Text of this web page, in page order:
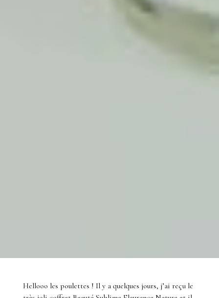
Hellooo les poulettes ! Il y a quelques jours, j’ai reçu le